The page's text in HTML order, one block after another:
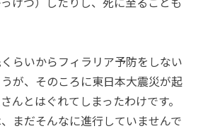
くらいからフィラリア予防をしない
が、そのころに東日本大震災が起
んとはぐれてしまったわけです。
まだそんなに進行していませんで